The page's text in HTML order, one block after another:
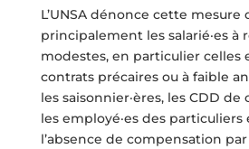
L’UNSA dénonce cette mesure
principalement les salarié·es à
modestes, en particulier celles
contrats précaires ou à faible
les saisonnier·ères, les CDD
les employé·es des particuliers
l’absence de compensation